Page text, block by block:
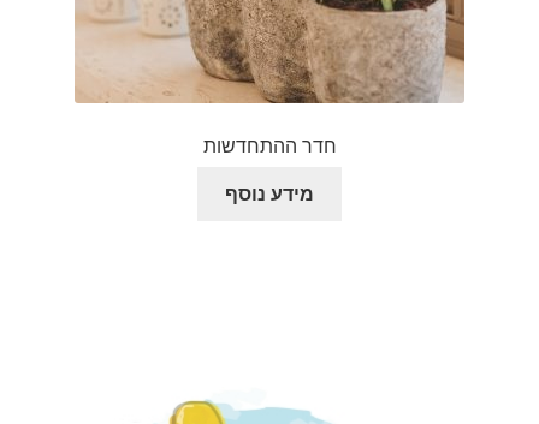
חדר ההתחדשות
מידע נוסף